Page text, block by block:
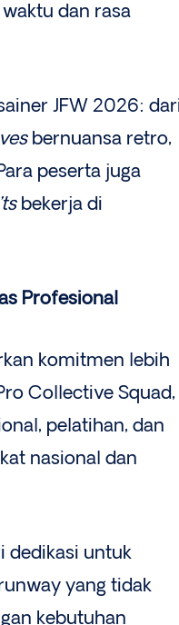
dan rasa
JFW 2026:
bernuansa retro,
peserta juga
bekerja di
Profesional
komitmen lebih
Collective Squad,
pelatihan, dan
nasional dan
dedikasi untuk
yang tidak
kebutuhan